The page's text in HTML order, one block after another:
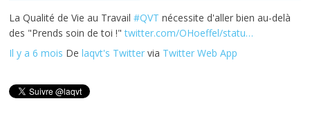
La Qualité de Vie au Travail#QVT nécessite d'aller bien au-delà
des "Prends soin de toi !"twitter.com/OHoeffel/statu…
Il y a 6 mois Delaqvt's Twitter via Twitter Web App